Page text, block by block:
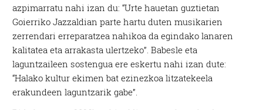
azpimarratu nahi izan du: “Urte hauetan guztietan
Goierriko Jazzaldian parte hartu duten musikarien
zerrendari erreparatzea nahikoa da egindako lanaren
kalitatea eta arrakasta ulertzeko”. Babesle eta
laguntzaileen sostengua ere eskertu nahi izan dute:
“Halako kultur ekimen bat ezinezkoa litzatekeela
erakundeen laguntzarik gabe”.